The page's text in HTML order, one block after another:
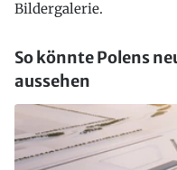
Bildergalerie.
So könnte Polens
aussehen